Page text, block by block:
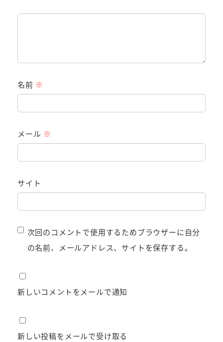
名前 ※
メール ※
サイト
次回のコメントで使用するためブラウザーに自分
の名前、メールアドレス、サイトを保存する。
新しいコメントをメールで通知
新しい投稿をメールで受け取る